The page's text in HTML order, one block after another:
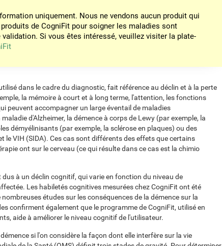
uniquement. Nous ne vendons aucun produit qui
de CogniFit pour soigner les maladies sont
Si vous êtes intéressé, veuillez visiter la plate-
dans le cadre du diagnostic, fait référence au déclin et à la perte
la mémoire à court et à long terme, l'attention, les fonctions
peuvent accompagner un large éventail de maladies
d'Alzheimer, la démence à corps de Lewy (par exemple, la
démyélinisants (par exemple, la sclérose en plaques) ou des
le VIH (SIDA). Ces cas sont différents des effets que certains
ont sur le cerveau (ce qui résulte dans ce cas est la chimio
à un déclin cognitif, qui varie en fonction du niveau de
Les habiletés cognitives mesurées chez CogniFit ont été
études sur les conséquences de la démence sur la
confirment également que le programme de CogniFit, utilisé en
aide à améliorer le niveau cognitif de l'utilisateur.
si l'on considère la façon dont elle interfère sur la vie